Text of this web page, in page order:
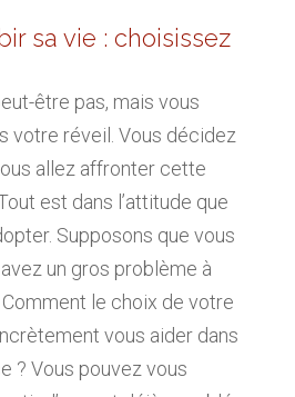
sa vie : choisissez
être pas, mais vous
votre réveil. Vous décidez
allez affronter cette
est dans l’attitude que
Supposons que vous
un gros problème à
Comment le choix de votre
vous aider dans
? Vous pouvez vous